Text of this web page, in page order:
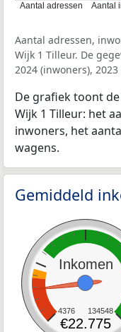
Aantal adressen Aantal
Aantal adressen,
Wijk 1 Tilleur. De
2024 (inwoners),
De grafiek toont de
Wijk 1 Tilleur: het
inwoners, het
wagens.
Gemiddeld
Inkomen
4376 134548
€22.775